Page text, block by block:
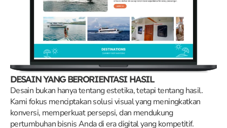
DESAIN YANG BERORIENTASI HASIL
Desain bukan hanya tentang estetika, tetapi tentang hasil.
Kami fokus menciptakan solusi visual yang meningkatkan
konversi, memperkuat persepsi, dan mendukung
pertumbuhan bisnis Anda di era digital yang kompetitif.